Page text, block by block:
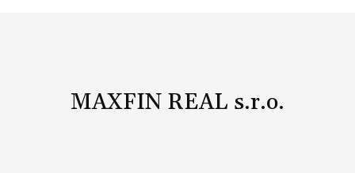
MAXFIN REAL s.r.o.